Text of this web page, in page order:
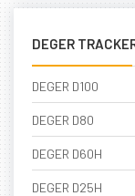
DEGER
DEGER D100
DEGER D80
DEGER D60H
DEGER D25H